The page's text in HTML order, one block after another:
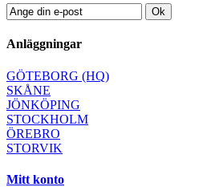
Ok
Anläggningar
GÖTEBORG (HQ)
SKÅNE
JÖNKÖPING
STOCKHOLM
ÖREBRO
STORVIK
Mitt konto